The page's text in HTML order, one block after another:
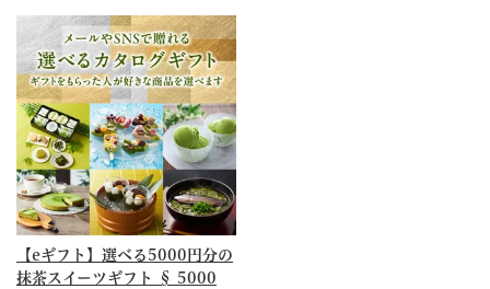
【eギフト】選べる5000円分の
抹茶スイーツギフト § 5000